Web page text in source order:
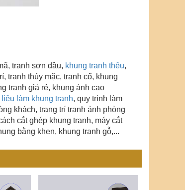
tranh sơn dầu, khung tranh thêu,
, tranh thúy mặc, tranh cổ, khung
tranh giá rẻ, khung ảnh cao
liệu làm khung tranh, quy trình làm
khách, trang trí tranh ảnh phòng
cắt ghép khung tranh, máy cắt
bằng khen, khung tranh gỗ,...